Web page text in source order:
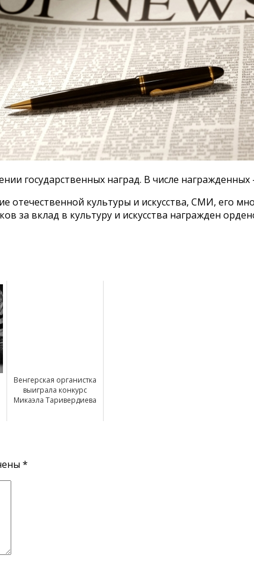
государственных наград. В числе
отечественной культуры и искусства, СМИ, его
за вклад в культуру и искусства награжден
Венгерская органистка
выиграла конкурс
Микаэла Таривердиева
*